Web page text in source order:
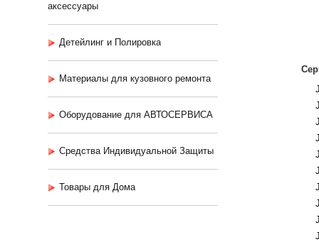
аксессуары
Детейлинг и Полировка
Материалы для кузовного ремонта
Оборудование для АВТОСЕРВИСА
Средства Индивидуальной Защиты
Товары для Дома